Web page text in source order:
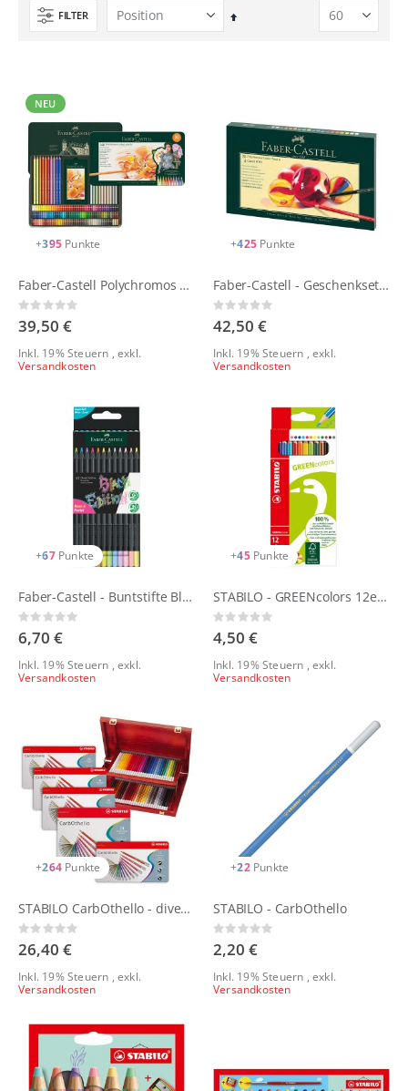
FILTER
In
NEU
+395 Punkte
Faber-Castell Polychromos Metalletuis | "neue Farben"
Rating:
0%
39,50 €
Inkl. 19% Steuern ,exkl.
Versandkosten
+425 Punkte
Faber-Castell - Geschenkset Polychromos + Zubehör
Rating:
0%
42,50 €
Inkl. 19% Steuern ,exkl.
Versandkosten
+67 Punkte
Faber-Castell - Buntstifte Black Edition 12er Neon & Pastel Set
Rating:
0%
6,70 €
Inkl. 19% Steuern ,exkl.
Versandkosten
+45 Punkte
STABILO - GREENcolors 12er Buntstift-Set
Rating:
0%
4,50 €
Inkl. 19% Steuern ,exkl.
Versandkosten
+264 Punkte
STABILO CarbOthello - diverse Sets
Rating:
0%
26,40 €
Inkl. 19% Steuern ,exkl.
Versandkosten
+22 Punkte
STABILO - CarbOthello
Rating:
0%
2,20 €
Inkl. 19% Steuern ,exkl.
Versandkosten